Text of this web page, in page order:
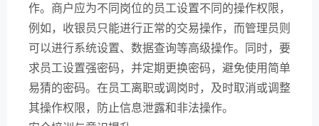
作。商户应为不同岗位的员工设置不同的操作权限，
例如，收银员只能进行正常的交易操作，而管理员则
可以进行系统设置、数据查询等高级操作。同时，要
求员工设置强密码，并定期更换密码，避免使用简单
易猜的密码。在员工离职或调岗时，及时取消或调整
其操作权限，防止信息泄露和非法操作。